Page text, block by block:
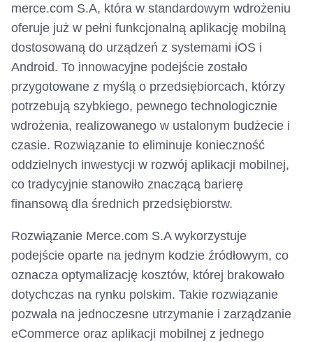
merce.com S.A, która w standardowym wdrożeniu
oferuje już w pełni funkcjonalną aplikację mobilną
dostosowaną do urządzeń z systemami iOS i
Android. To innowacyjne podejście zostało
przygotowane z myślą o przedsiębiorcach, którzy
potrzebują szybkiego, pewnego technologicznie
wdrożenia, realizowanego w ustalonym budżecie i
czasie. Rozwiązanie to eliminuje konieczność
oddzielnych inwestycji w rozwój aplikacji mobilnej,
co tradycyjnie stanowiło znaczącą barierę
finansową dla średnich przedsiębiorstw.
Rozwiązanie Merce.com S.A wykorzystuje
podejście oparte na jednym kodzie źródłowym, co
oznacza optymalizację kosztów, której brakowało
dotychczas na rynku polskim. Takie rozwiązanie
pozwala na jednoczesne utrzymanie i zarządzanie
eCommerce oraz aplikacji mobilnej z jednego